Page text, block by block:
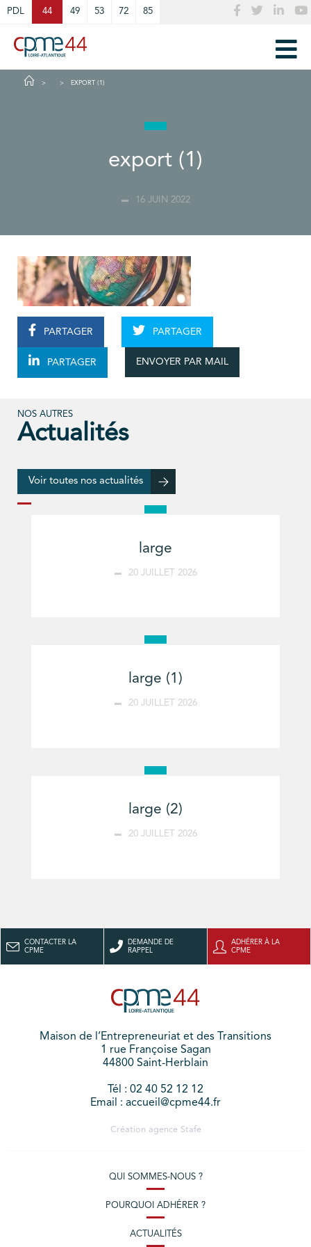
PDL 44 49 53 72 85
EXPORT (1)
export (1)
16 JUIN 2022
PARTAGER PARTAGER
PARTAGER ENVOYER PAR MAIL
NOS AUTRES
Actualités
Voir toutes nos actualités
large
20 JUILLET 2026
large (1)
20 JUILLET 2026
large (2)
20 JUILLET 2026
CONTACTER LA
CPME
DEMANDE DE
RAPPEL
ADHÉRER À LA
CPME
Maison de l’Entrepreneuriat et des Transitions
1 rue Françoise Sagan
44800 Saint-Herblain
Tél : 02 40 52 12 12
Email : accueil@cpme44.fr
Création agence Stafe
QUI SOMMES-NOUS ?
POURQUOI ADHÉRER ?
ACTUALITÉS
Cookies management panel